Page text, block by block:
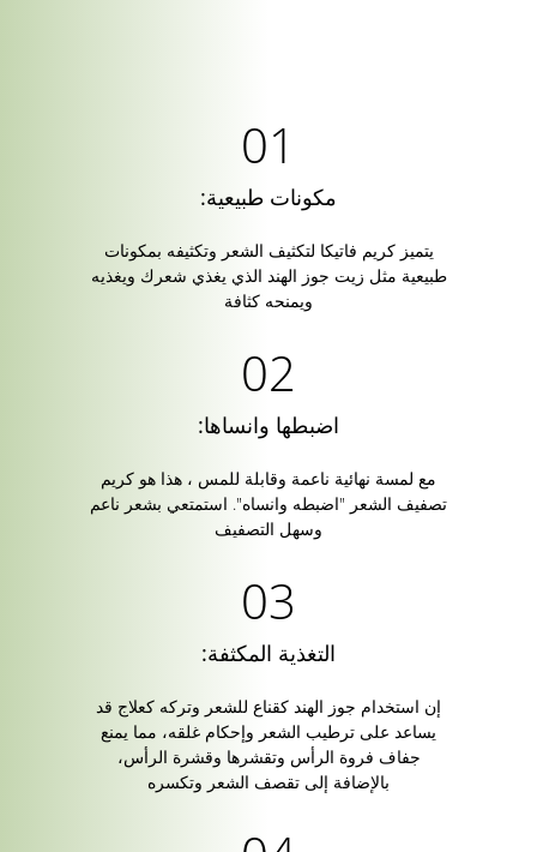
مكونات طبيعية:
يتميز كريم فاتيكا لتكثيف الشعر وتكثيفه بمكونات
طبيعية مثل زيت جوز الهند الذي يغذي شعرك ويغذيه
ويمنحه كثافة
اضبطها وانساها:
مع لمسة نهائية ناعمة وقابلة للمس ، هذا هو كريم
تصفيف الشعر "اضبطه وانساه". استمتعي بشعر ناعم
وسهل التصفيف
التغذية المكثفة:
إن استخدام جوز الهند كقناع للشعر وتركه كعلاج قد
يساعد على ترطيب الشعر وإحكام غلقه، مما يمنع
جفاف فروة الرأس وتقشرها وقشرة الرأس،
بالإضافة إلى تقصف الشعر وتكسره